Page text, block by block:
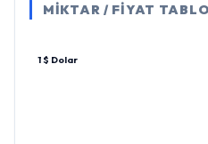
MİKTAR / FİYAT
1 $ Dolar